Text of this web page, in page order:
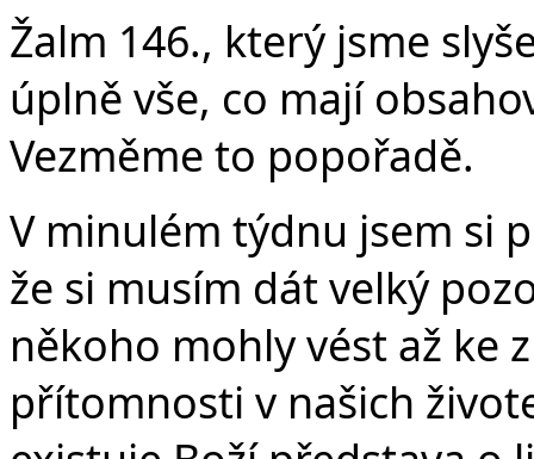
Žalm 146., který jsme
úplně vše, co mají
Vezměme to popořadě.
V minulém týdnu jsem si
že si musím dát velký
někoho mohly vést až ke
přítomnosti v našich